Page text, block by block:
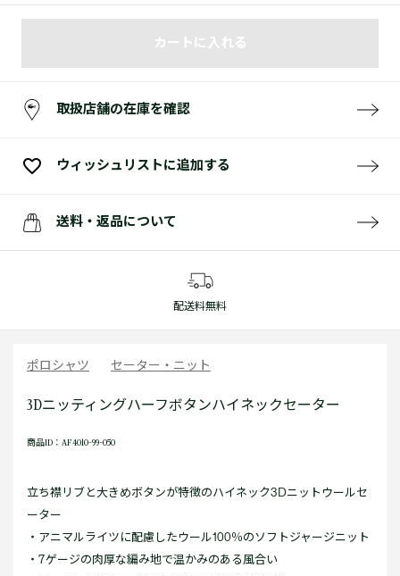
カートに入れる
取扱店舗の在庫を確認
ウィッシュリストに追加する
送料・返品について
配送料無料
ポロシャツ セーター・ニット
3Dニッティングハーフボタンハイネックセーター
商品ID：AF4010-99-050
立ち襟リブと大きめボタンが特徴のハイネック3Dニットウールセ
ーター
・アニマルライツに配慮したウール100％のソフトジャージニット
・7ゲージの肉厚な編み地で温かみのある風合い